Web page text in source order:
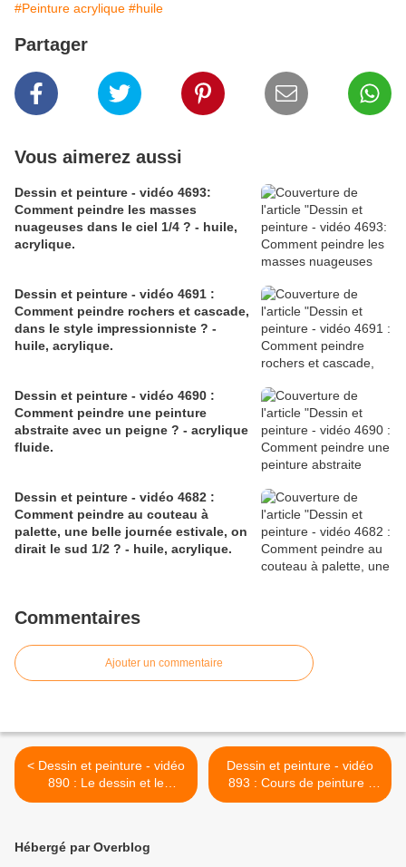
#Peinture acrylique #huile
Partager
Vous aimerez aussi
Dessin et peinture - vidéo 4693:
Comment peindre les masses
nuageuses dans le ciel 1/4 ? - huile,
acrylique.
Dessin et peinture - vidéo 4691 :
Comment peindre rochers et cascade,
dans le style impressionniste ? -
huile, acrylique.
Dessin et peinture - vidéo 4690 :
Comment peindre une peinture
abstraite avec un peigne ? - acrylique
fluide.
Dessin et peinture - vidéo 4682 :
Comment peindre au couteau à
palette, une belle journée estivale, on
dirait le sud 1/2 ? - huile, acrylique.
Commentaires
Ajouter un commentaire
< Dessin et peinture - vidéo
890 : Le dessin et le
positionnement de l'oeil
Dessin et peinture - vidéo
893 : Cours de peinture -
comment faire du violet. >
Hébergé par Overblog